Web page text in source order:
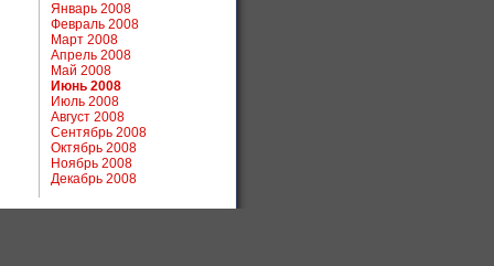
Январь 2008
Февраль 2008
Март 2008
Апрель 2008
Май 2008
Июнь 2008
Июль 2008
Август 2008
Сентябрь 2008
Октябрь 2008
Ноябрь 2008
Декабрь 2008